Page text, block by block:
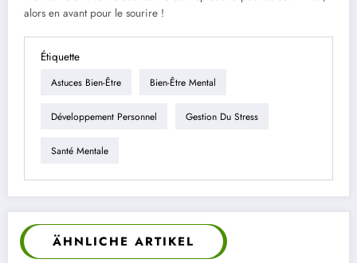
alors en avant pour le sourire !
Étiquette
Astuces Bien-Être Bien-Être Mental
Développement Personnel Gestion Du Stress
Santé Mentale
ÄHNLICHE ARTIKEL